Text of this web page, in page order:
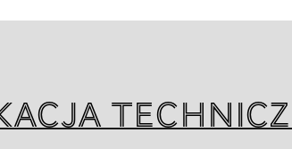
który sposób